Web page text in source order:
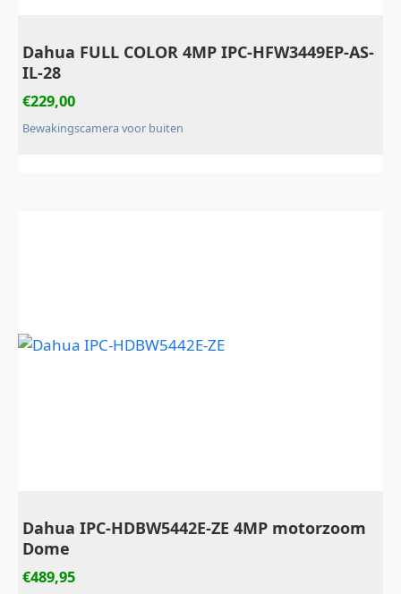
Dahua FULL COLOR 4MP IPC-HFW3449EP-AS-
IL-28
€229,00
Bewakingscamera voor buiten
Dahua IPC-HDBW5442E-ZE 4MP motorzoom
Dome
€489,95